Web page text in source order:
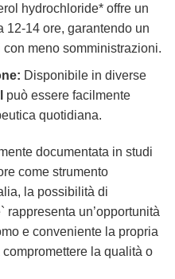
hydrochloride* offre un
12-14 ore, garantendo un
meno somministrazioni.
Disponibile in diverse
può essere facilmente
quotidiana.
documentata in studi
come strumento
la possibilità di
un’opportunità
e conveniente la propria
la qualità o